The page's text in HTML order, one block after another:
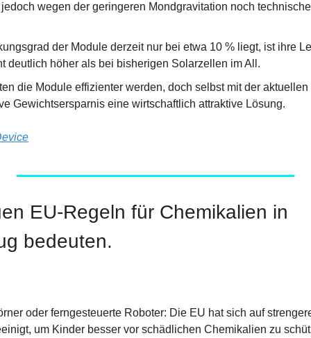
wegen der geringeren Mondgravitation noch
der Module derzeit nur bei etwa 10 % liegt, ist ihre
deutlich höher als bei bisherigen Solarzellen im All.
die Module effizienter werden, doch selbst mit der
Gewichtsersparnis eine wirtschaftlich attraktive Lösung.
EU-Regeln für Chemikalien in
bedeuten.
oder ferngesteuerte Roboter: Die EU hat sich auf
um Kinder besser vor schädlichen Chemikalien zu